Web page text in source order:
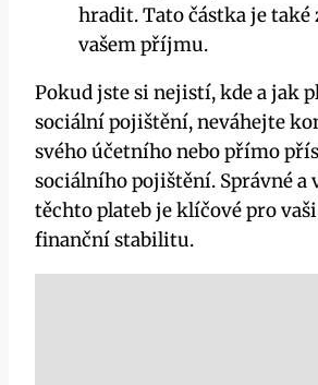
hradit. Tato částka je také
vašem příjmu.
Pokud jste si nejistí, kde a jak
sociální pojištění, neváhejte
svého účetního nebo přímo
sociálního pojištění. Správné a
těchto plateb je klíčové pro
finanční stabilitu.